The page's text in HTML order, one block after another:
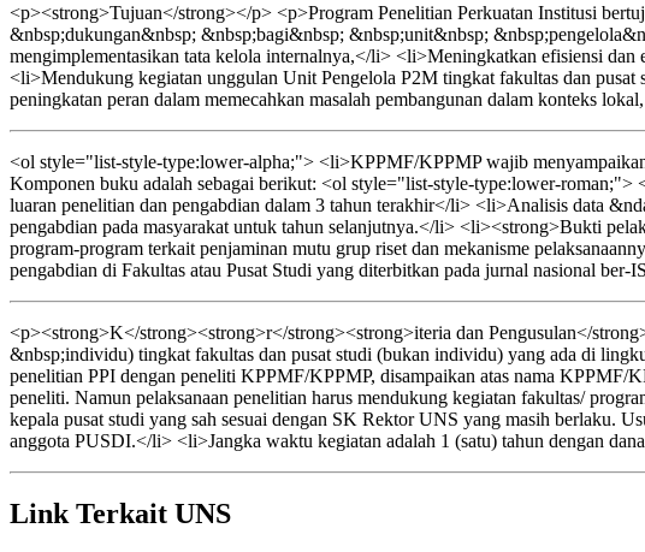
<p><strong>Tujuan</strong></p> <p>Program Penelitian Perkuatan Institusi
&nbsp;dukungan&nbsp; &nbsp;bagi&nbsp; &nbsp;unit&nbsp;
mengimplementasikan tata kelola internalnya,</li> <li>Meningkatkan efisiensi
<li>Mendukung kegiatan unggulan Unit Pengelola P2M tingkat fakultas dan
peningkatan peran dalam memecahkan masalah pembangunan dalam konteks
<ol style="list-style-type:lower-alpha;"> <li>KPPMF/KPPMP wajib
Komponen buku adalah sebagai berikut: <ol style="list-style-type:lower-
luaran penelitian dan pengabdian dalam 3 tahun terakhir</li> <li>Analisis data
pengabdian pada masyarakat untuk tahun selanjutnya.</li> <li><strong>Bukti
program-program terkait penjaminan mutu grup riset dan mekanisme
pengabdian di Fakultas atau Pusat Studi yang diterbitkan pada jurnal nasional
<p><strong>K</strong><strong>r</strong><strong>iteria dan Pengusulan</
&nbsp;individu) tingkat fakultas dan pusat studi (bukan individu) yang ada di
penelitian PPI dengan peneliti KPPMF/KPPMP, disampaikan atas nama KPPMF/
peneliti. Namun pelaksanaan penelitian harus mendukung kegiatan fakultas/
kepala pusat studi yang sah sesuai dengan SK Rektor UNS yang masih berlaku.
anggota PUSDI.</li> <li>Jangka waktu kegiatan adalah 1 (satu) tahun dengan
Link Terkait UNS